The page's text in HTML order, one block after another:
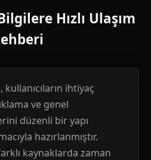
Hızlı Ulaşım
, kullanıcıların ihtiyaç
ve genel
düzenli bir yapı
hazırlanmıştır.
kaynaklarda zaman